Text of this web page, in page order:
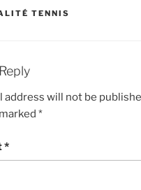
TENNIS
address will not be
*
*